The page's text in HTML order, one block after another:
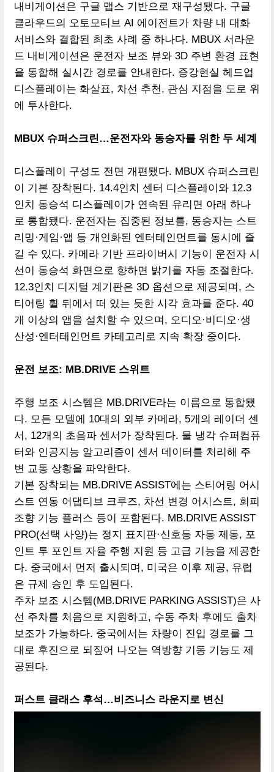
내비게이션은 구글 맵스 기반으로 재구성됐다. 구글
클라우드의 오토모티브 AI 에이전트가 차량 내 대화
서비스와 결합된 최초 사례 중 하나다. MBUX 서라운
드 내비게이션은 운전자 보조 뷰와 3D 주변 환경 표현
을 통합해 실시간 경로를 안내한다. 증강현실 헤드업
디스플레이는 화살표, 차선 추천, 관심 지점을 도로 위
에 투사한다.
MBUX 슈퍼스크린…운전자와 동승자를 위한 두 세계
디스플레이 구성도 전면 개편됐다. MBUX 슈퍼스크린
이 기본 장착된다. 14.4인치 센터 디스플레이와 12.3
인치 동승석 디스플레이가 연속된 유리면 아래 하나
로 통합됐다. 운전자는 집중된 정보를, 동승자는 스트
리밍·게임·앱 등 개인화된 엔터테인먼트를 동시에 즐
길 수 있다. 카메라 기반 프라이버시 기능이 운전자 시
선이 동승석 화면으로 향하면 밝기를 자동 조절한다.
12.3인치 디지털 계기판은 3D 옵션으로 제공되며, 스
티어링 휠 뒤에서 떠 있는 듯한 시각 효과를 준다. 40
개 이상의 앱을 설치할 수 있으며, 오디오·비디오·생
산성·엔터테인먼트 카테고리로 지속 확장 중이다.
운전 보조: MB.DRIVE 스위트
주행 보조 시스템은 MB.DRIVE라는 이름으로 통합됐
다. 모든 모델에 10대의 외부 카메라, 5개의 레이더 센
서, 12개의 초음파 센서가 장착된다. 물 냉각 슈퍼컴퓨
터와 인공지능 알고리즘이 센서 데이터를 처리해 주
변 교통 상황을 파악한다.
기본 장착되는 MB.DRIVE ASSIST에는 스티어링 어시
스트 연동 어댑티브 크루즈, 차선 변경 어시스트, 회피
조향 기능 플러스 등이 포함된다. MB.DRIVE ASSIST
PRO(선택 사양)는 정지 표지판·신호등 자동 제동, 포
인트 투 포인트 자율 주행 지원 등 고급 기능을 제공한
다. 중국에서 먼저 출시되며, 미국은 이후 제공, 유럽
은 규제 승인 후 도입된다.
주차 보조 시스템(MB.DRIVE PARKING ASSIST)은 사
선 주차를 처음으로 지원하고, 수동 주차 후에도 출차
보조가 가능하다. 중국에서는 차량이 진입 경로를 그
대로 후진으로 되짚어 나오는 역방향 기동 기능도 제
공된다.
퍼스트 클래스 후석…비즈니스 라운지로 변신